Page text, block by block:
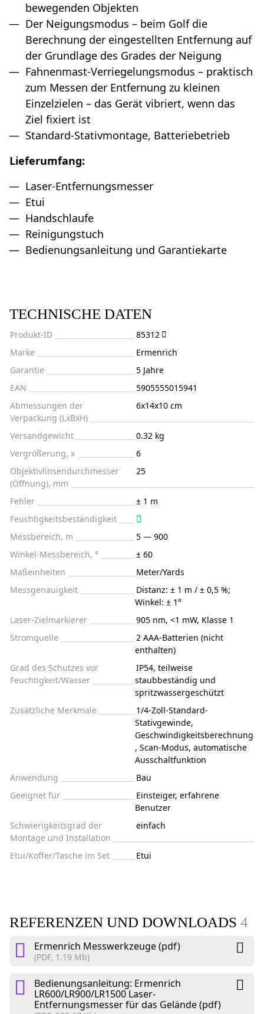
bewegenden Objekten
Der Neigungsmodus – beim Golf die
Berechnung der eingestellten Entfernung auf
der Grundlage des Grades der Neigung
Fahnenmast-Verriegelungsmodus – praktisch
zum Messen der Entfernung zu kleinen
Einzelzielen – das Gerät vibriert, wenn das
Ziel fixiert ist
Standard-Stativmontage, Batteriebetrieb
Lieferumfang:
Laser-Entfernungsmesser
Etui
Handschlaufe
Reinigungstuch
Bedienungsanleitung und Garantiekarte
TECHNISCHE DATEN
Produkt-ID
85312
Marke
Ermenrich
Garantie
5 Jahre
EAN
5905555015941
Abmessungen der
Verpackung (LxBxH)
6x14x10 cm
Versandgewicht
0.32 kg
Vergrößerung, x
6
Objektivlinsendurchmesser
(Öffnung), mm
25
Fehler
± 1 m
Feuchtigkeitsbeständigkeit
Messbereich, m
5 — 900
Winkel-Messbereich, °
± 60
Maßeinheiten
Meter/Yards
Messgenauigkeit
Distanz: ± 1 m / ± 0,5 %;
Winkel: ± 1°
Laser-Zielmarkierer
905 nm, <1 mW, Klasse 1
Stromquelle
2 AAA-Batterien (nicht
enthalten)
Grad des Schutzes vor
Feuchtigkeit/Wasser
IP54, teilweise
staubbeständig und
spritzwassergeschützt
Zusätzliche Merkmale
1/4-Zoll-Standard-
Stativgewinde,
Geschwindigkeitsberechnung
, Scan-Modus, automatische
Ausschaltfunktion
Anwendung
Bau
Geeignet für
Einsteiger, erfahrene
Benutzer
Schwierigkeitsgrad der
Montage und Installation
einfach
Etui/Koffer/Tasche im Set Etui
REFERENZEN UND DOWNLOADS 4
Ermenrich Messwerkzeuge (pdf)
(PDF, 1.19 Mb)
Bedienungsanleitung: Ermenrich
LR600/LR900/LR1500 Laser-
Entfernungsmesser für das Gelände (pdf)